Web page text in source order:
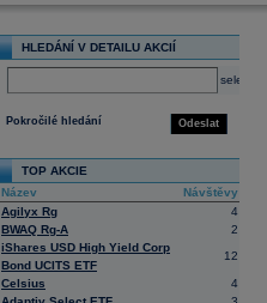
HLEDÁNÍ V DETAILU AKCIÍ
select
Odeslat
Pokročilé hledání
TOP AKCIE
Název
Návštěvy
Agilyx Rg
4
BWAQ Rg-A
2
iShares USD High Yield Corp
Bond UCITS ETF
12
Celsius
4